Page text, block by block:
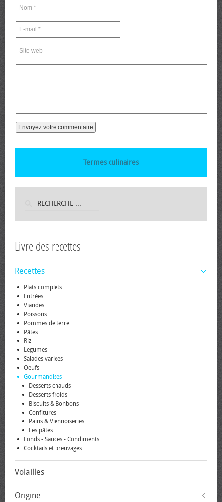
Termes culinaires
Livre des recettes
Recettes
Plats complets
Entrées
Viandes
Poissons
Pommes de terre
Pâtes
Riz
Légumes
Salades variées
Oeufs
Gourmandises
Desserts chauds
Desserts froids
Biscuits & Bonbons
Confitures
Pains & Viennoiseries
Les pâtes
Fonds - Sauces - Condiments
Cocktails et breuvages
Volailles
Origine